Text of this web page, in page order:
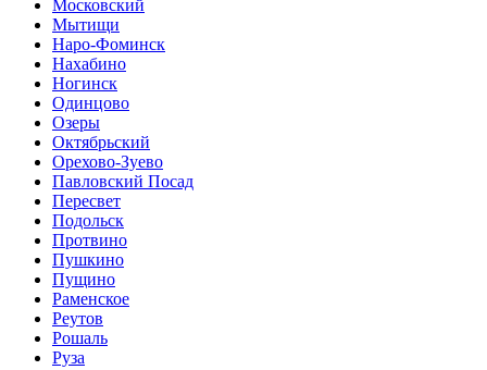
Московский
Мытищи
Наро-Фоминск
Нахабино
Ногинск
Одинцово
Озеры
Октябрьский
Орехово-Зуево
Павловский Посад
Пересвет
Подольск
Протвино
Пушкино
Пущино
Раменское
Реутов
Рошаль
Руза